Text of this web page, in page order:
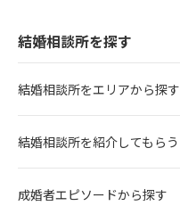
結婚相談所を探す
結婚相談所をエリアから探す
結婚相談所を紹介してもらう
成婚者エピソードから探す